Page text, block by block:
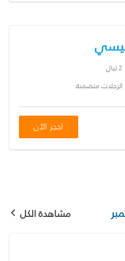
2 ليال
الرحلات متضمنة
احجز الآن
مشاهدة الكل